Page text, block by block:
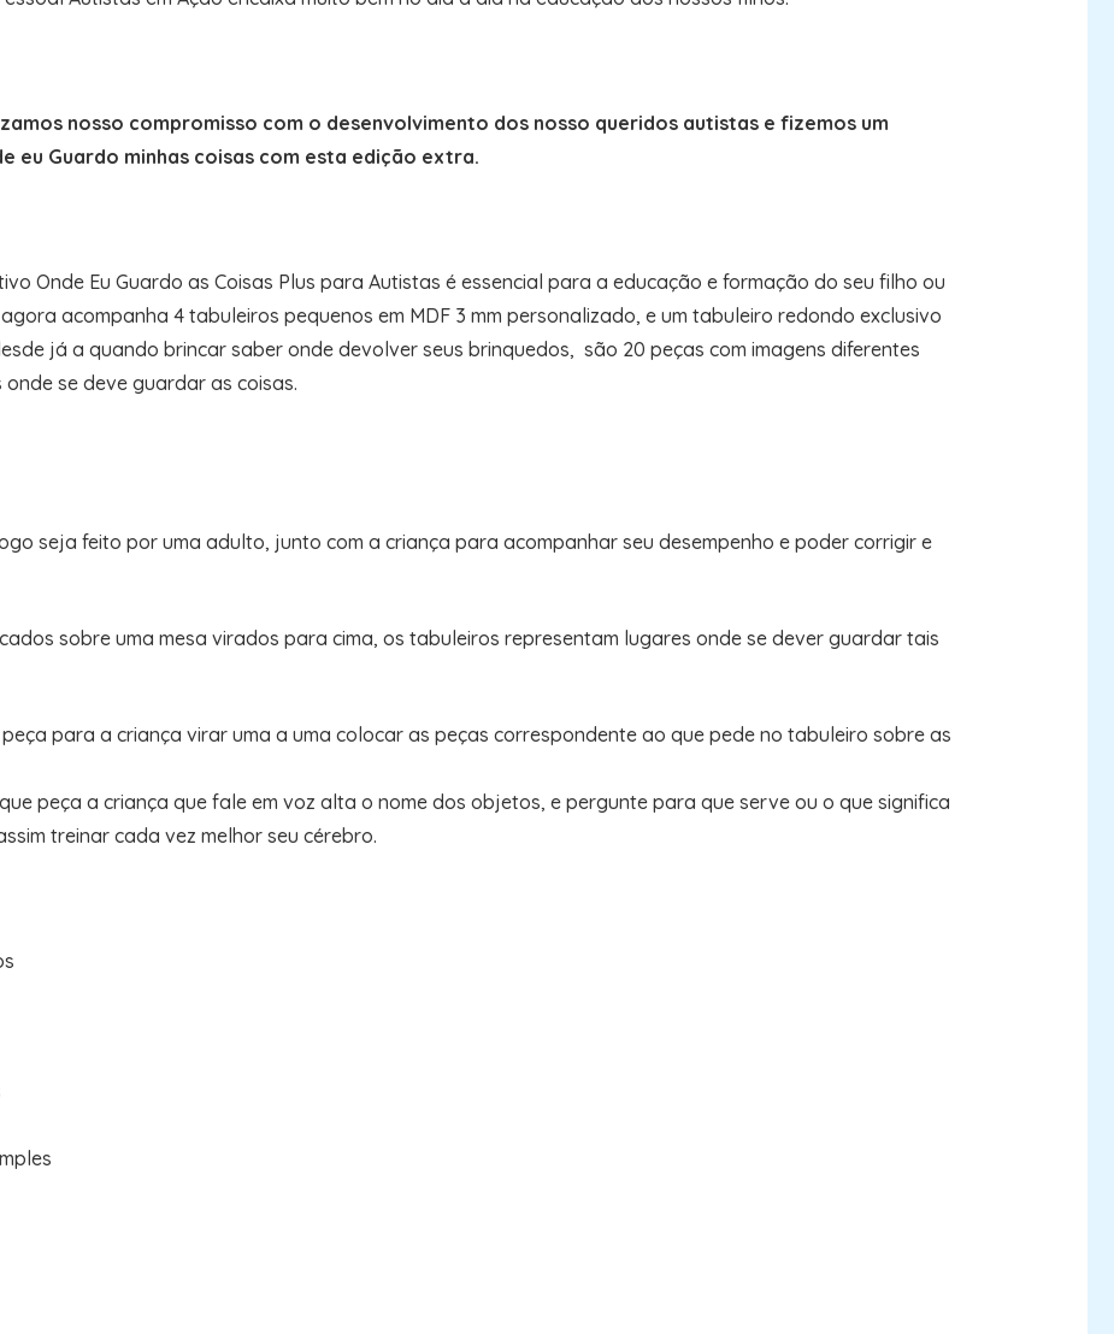
nosso compromisso com o desenvolvimento dos nosso queridos autistas e fizemos um
eu Guardo minhas coisas com esta edição extra.
Onde Eu Guardo as Coisas Plus para Autistas é essencial para a educação e formação do seu filho ou
acompanha 4 tabuleiros pequenos em MDF 3 mm personalizado, e um tabuleiro redondo exclusivo
já a quando brincar saber onde devolver seus brinquedos, são 20 peças com imagens diferentes
se deve guardar as coisas.
seja feito por uma adulto, junto com a criança para acompanhar seu desempenho e poder corrigir e
sobre uma mesa virados para cima, os tabuleiros representam lugares onde se dever guardar tais
para a criança virar uma a uma colocar as peças correspondente ao que pede no tabuleiro sobre as
peça a criança que fale em voz alta o nome dos objetos, e pergunte para que serve ou o que significa
treinar cada vez melhor seu cérebro.